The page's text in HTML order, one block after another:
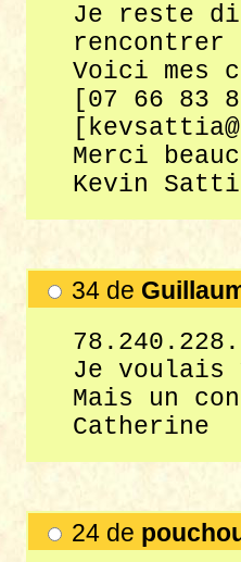
Je reste
rencontrer
Voici mes
[07 66 83
Merci
Kevin
34 de
Je voulais
Mais un
Catherine
24 de